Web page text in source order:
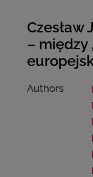
Czesław
– między
Authors